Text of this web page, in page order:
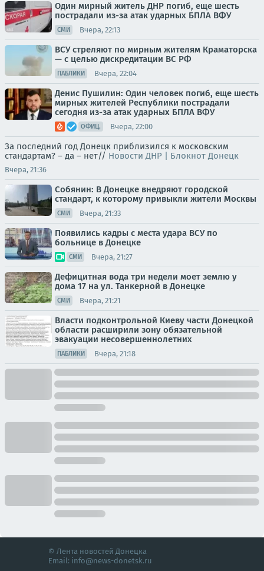
Один мирный житель ДНР погиб, еще шесть
пострадали из-за атак ударных БПЛА ВФУ
СМИ Вчера, 22:13
ВСУ стреляют по мирным жителям Краматорска
— с целью дискредитации ВС РФ
ПАБЛИКИ Вчера, 22:04
Денис Пушилин: Один человек погиб, еще шесть
мирных жителей Республики пострадали
сегодня из-за атак ударных БПЛА ВФУ
ОФИЦ. Вчера, 22:00
За последний год Донецк приблизился к московским
стандартам? – да – нет// Новости ДНР | Блокнот Донецк
Вчера, 21:36
Собянин: В Донецке внедряют городской
стандарт, к которому привыкли жители Москвы
СМИ Вчера, 21:33
Появились кадры с места удара ВСУ по
больнице в Донецке
СМИ Вчера, 21:27
Дефицитная вода три недели моет землю у
дома 17 на ул. Танкерной в Донецке
СМИ Вчера, 21:21
Власти подконтрольной Киеву части Донецкой
области расширили зону обязательной
эвакуации несовершеннолетних
ПАБЛИКИ Вчера, 21:18
© Лента новостей Донецка
Email: info@news-donetsk.ru